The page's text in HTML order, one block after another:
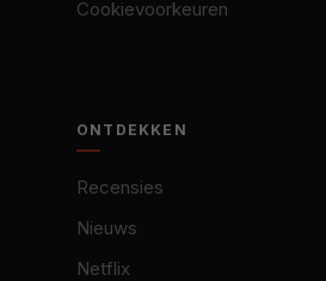
Cookievoorkeuren
ONTDEKKEN
Recensies
Nieuws
Netflix